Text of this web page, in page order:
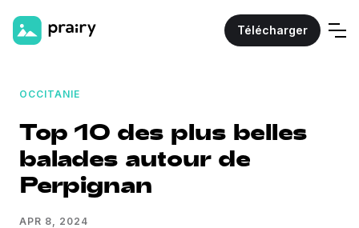
Télécharger
OCCITANIE
Top 10 des plus belles
balades autour de
Perpignan
APR 8, 2024